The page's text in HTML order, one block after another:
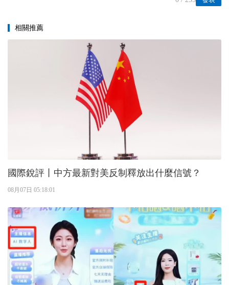
相關推薦
國際銳評丨中方最新對美反制釋放出什麼信號？
08月07日 05:18:01